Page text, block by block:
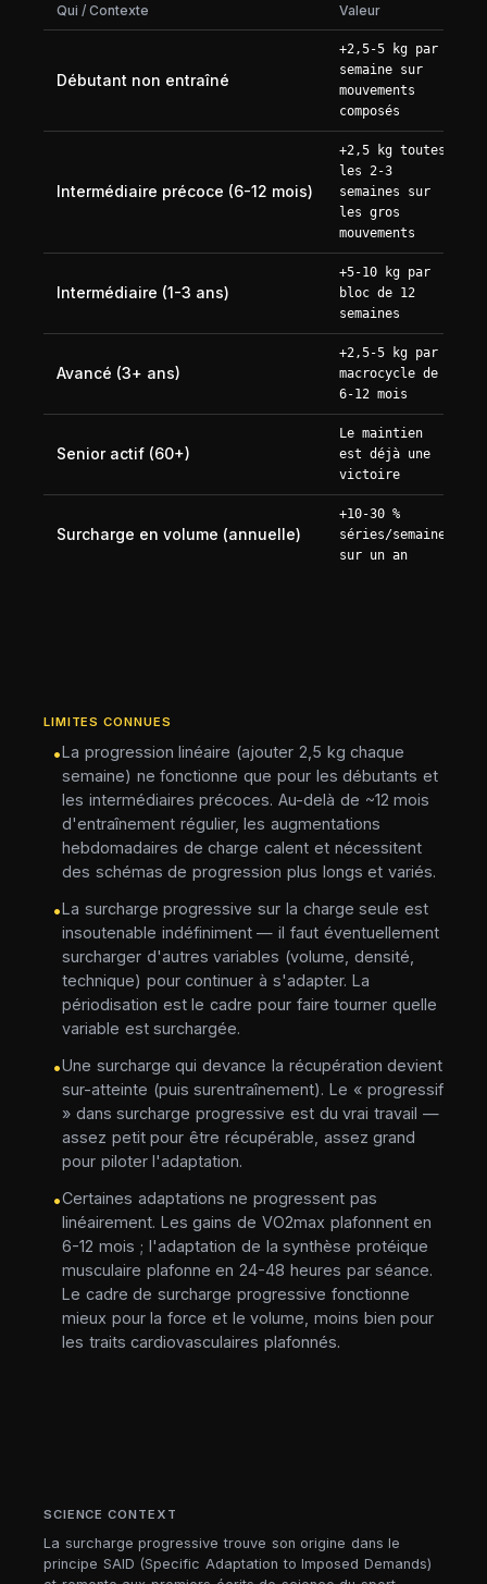
Qui / Contexte Valeur
Débutant non entraîné
+2,5-5 kg par
semaine sur
mouvements
composés
Intermédiaire précoce (6-12 mois)
+2,5 kg toutes
les 2-3
semaines sur
les gros
mouvements
Intermédiaire (1-3 ans)
+5-10 kg par
bloc de 12
semaines
Avancé (3+ ans)
+2,5-5 kg par
macrocycle de
6-12 mois
Senior actif (60+)
Le maintien
est déjà une
victoire
Surcharge en volume (annuelle)
+10-30 %
séries/semaine
sur un an
LIMITES CONNUES
•La progression linéaire (ajouter 2,5 kg chaque
semaine) ne fonctionne que pour les débutants et
les intermédiaires précoces. Au-delà de ~12 mois
d'entraînement régulier, les augmentations
hebdomadaires de charge calent et nécessitent
des schémas de progression plus longs et variés.
•La surcharge progressive sur la charge seule est
insoutenable indéfiniment — il faut éventuellement
surcharger d'autres variables (volume, densité,
technique) pour continuer à s'adapter. La
périodisation est le cadre pour faire tourner quelle
variable est surchargée.
•Une surcharge qui devance la récupération devient
sur-atteinte (puis surentraînement). Le « progressif
» dans surcharge progressive est du vrai travail —
assez petit pour être récupérable, assez grand
pour piloter l'adaptation.
•Certaines adaptations ne progressent pas
linéairement. Les gains de VO2max plafonnent en
6-12 mois ; l'adaptation de la synthèse protéique
musculaire plafonne en 24-48 heures par séance.
Le cadre de surcharge progressive fonctionne
mieux pour la force et le volume, moins bien pour
les traits cardiovasculaires plafonnés.
SCIENCE CONTEXT
La surcharge progressive trouve son origine dans le
principe SAID (Specific Adaptation to Imposed Demands)